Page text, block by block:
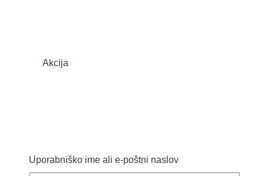
Akcija
OTE
Uporabniško ime ali e-poštni naslov